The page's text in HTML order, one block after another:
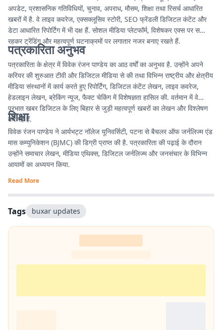
अपडेट, प्रशासनिक गतिविधियों, चुनाव, अपराध, मौसम, शिक्षा तथा रिसर्च आधारित
खबरों में है. वे लाइव कवरेज, एक्सक्लूसिव स्टोरी, SEO फ्रेंडली डिजिटल कंटेंट और
डेटा आधारित रिपोर्टिंग में भी दक्ष हैं. सोशल मीडिया प्लेटफॉर्म, विशेषकर एक्स पर सक्रिय
रहकर ट्रेंडिंग और महत्वपूर्ण घटनाक्रमों पर लगातार नजर बनाए रखते हैं.
पत्रकारिता अनुभव
पत्रकारिता के क्षेत्र में विवेक रंजन पाण्डेय का आठ वर्षों का अनुभव है. उन्होंने अपने
करियर की शुरुआत टीवी और डिजिटल मीडिया से की तथा विभिन्न राष्ट्रीय और क्षेत्रीय
मीडिया संस्थानों में कार्य करते हुए रिपोर्टिंग, डिजिटल कंटेंट लेखन, लाइव कवरेज,
हेडलाइन लेखन, ब्रेकिंग न्यूज, फैक्ट चेकिंग में विशेषज्ञता हासिल की. वर्तमान में वे
प्रभात खबर डिजिटल के लिए बिहार से जुड़ी महत्वपूर्ण खबरों का लेखन और विश्लेषण
कर रहे हैं.
शिक्षा
विवेक रंजन पाण्डेय ने आर्यभट्ट नॉलेज यूनिवर्सिटी, पटना से बैचलर ऑफ जर्नलिज्म एंड
मास कम्युनिकेशन (BJMC) की डिग्री प्राप्त की है. पत्रकारिता की पढ़ाई के दौरान
उन्होंने समाचार लेखन, मीडिया एथिक्स, डिजिटल जर्नलिज्म और जनसंचार के विभिन्न
आयामों का अध्ययन किया.
Read More
Tags buxar updates